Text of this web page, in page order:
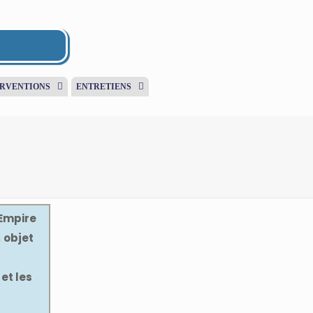
ENTRETIENS
objet
les